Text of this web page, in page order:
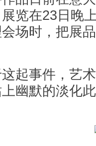
览在23日晚
场时，把展
事件，艺术
幽默的淡化